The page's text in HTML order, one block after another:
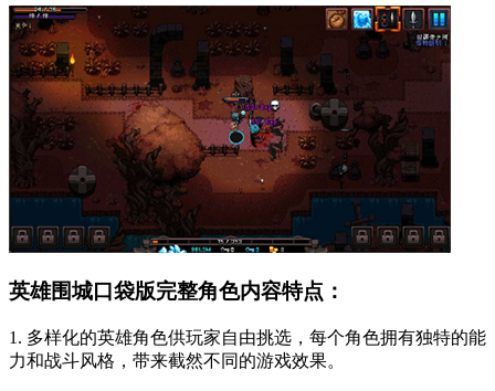
英雄围城口袋版完整角色内容特点：
1. 多样化的英雄角色供玩家自由挑选，每个角色拥有独特的能
力和战斗风格，带来截然不同的游戏效果。